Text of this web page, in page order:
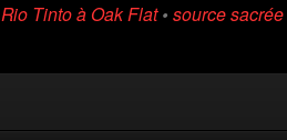
Rio Tinto à Oak Flat• source